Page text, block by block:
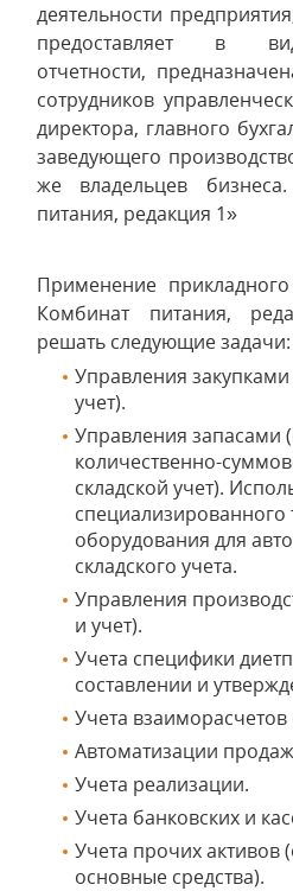
деятельности
предоставляет в
отчетности,
сотрудников
директора, главного
заведующего
же владельцев бизнеса.
питания, редакция 1»
Применение
Комбинат питания,
решать следующие задачи:
Управления
учет).
Управления запасами
количественно-
складской учет).
специализированного
оборудования для
складского учета.
Управления
и учет).
Учета специфики
составлении и
Учета
Автоматизации
Учета реализации.
Учета банковских и
Учета прочих активов
основные средства).